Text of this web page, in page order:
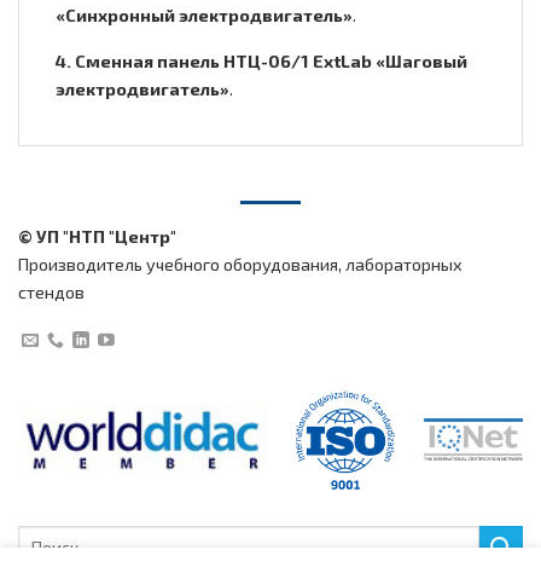
«Синхронный электродвигатель».
4. Сменная панель НТЦ-06/1 ExtLab «Шаговый
электродвигатель».
© УП "НТП "Центр"
Производитель учебного оборудования, лабораторных
стендов